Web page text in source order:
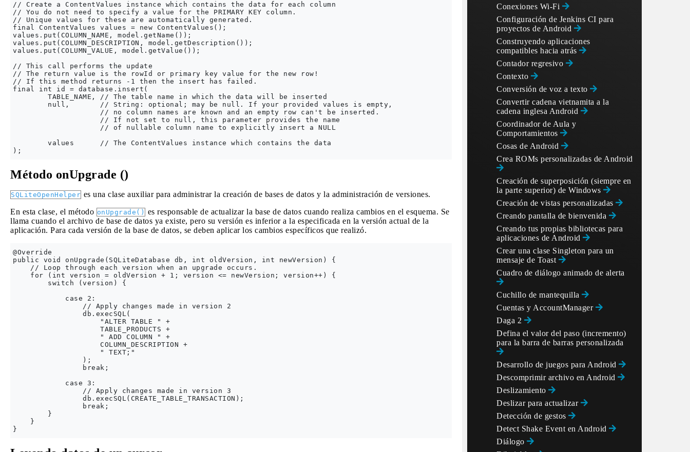
// Create a ContentValues instance which contains the data for each column
// You do not need to specify a value for the PRIMARY KEY column.
// Unique values for these are automatically generated.
final ContentValues values = new ContentValues();
values.put(COLUMN_NAME, model.getName());
values.put(COLUMN_DESCRIPTION, model.getDescription());
values.put(COLUMN_VALUE, model.getValue());
// This call performs the update
// The return value is the rowId or primary key value for the new row!
// If this method returns -1 then the insert has failed.
final int id = database.insert(
        TABLE_NAME, // The table name in which the data will be inserted
        null,       // String: optional; may be null. If your provided values is empty,
                    // no column names are known and an empty row can't be inserted.
                    // If not set to null, this parameter provides the name
                    // of nullable column name to explicitly insert a NULL
        values      // The ContentValues instance which contains the data
Método onUpgrade ()
SQLiteOpenHelper es una clase auxiliar para administrar la creación de bases de datos y la administración de versiones.
En esta clase, el método onUpgrade() es responsable de actualizar la base de datos cuando realiza cambios en el esquema. Se
llama cuando el archivo de base de datos ya existe, pero su versión es inferior a la especificada en la versión actual de la
aplicación. Para cada versión de la base de datos, se deben aplicar los cambios específicos que realizó.
@Override
public void onUpgrade(SQLiteDatabase db, int oldVersion, int newVersion) {
    // Loop through each version when an upgrade occurs.
    for (int version = oldVersion + 1; version <= newVersion; version++) {
        switch (version) {
            case 2:
                // Apply changes made in version 2
                db.execSQL(
                    "ALTER TABLE " +
                    TABLE_PRODUCTS +
                    " ADD COLUMN " +
                    COLUMN_DESCRIPTION +
                    " TEXT;"
                );
                break;
            case 3:
                // Apply changes made in version 3
                db.execSQL(CREATE_TABLE_TRANSACTION);
                break;
        }
    }
Conexiones Wi-Fi
Configuración de Jenkins CI para
proyectos de Android
Construyendo aplicaciones
compatibles hacia atrás
Contador regresivo
Contexto
Conversión de voz a texto
Convertir cadena vietnamita a la
cadena inglesa Android
Coordinador de Aula y
Comportamientos
Cosas de Android
Crea ROMs personalizadas de Android
Creación de superposición (siempre en
la parte superior) de Windows
Creación de vistas personalizadas
Creando pantalla de bienvenida
Creando tus propias bibliotecas para
aplicaciones de Android
Crear una clase Singleton para un
mensaje de Toast
Cuadro de diálogo animado de alerta
Cuchillo de mantequilla
Cuentas y AccountManager
Daga 2
Defina el valor del paso (incremento)
para la barra de barras personalizada
Desarrollo de juegos para Android
Descomprimir archivo en Android
Deslizamiento
Deslizar para actualizar
Detección de gestos
Detect Shake Event en Android
Diálogo